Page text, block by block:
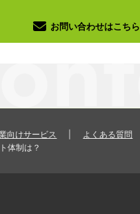
お問い合わせはこちら
向けサービス よくある質問
体制は？